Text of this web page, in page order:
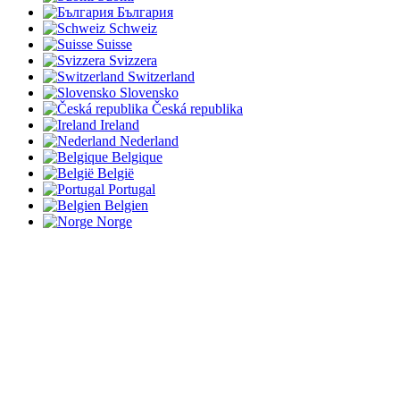
България
Schweiz
Suisse
Svizzera
Switzerland
Slovensko
Česká republika
Ireland
Nederland
Belgique
België
Portugal
Belgien
Norge